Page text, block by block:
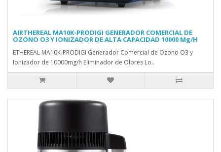
AIRTHEREAL MA10K-PRODIGI GENERADOR COMERCIAL DE
OZONO O3 Y IONIZADOR DE ALTA CAPACIDAD 10000 Mg/H
ETHEREAL MA10K-PRODIGI Generador Comercial de Ozono O3 y
Ionizador de 10000mg/h Eliminador de Olores Lo..